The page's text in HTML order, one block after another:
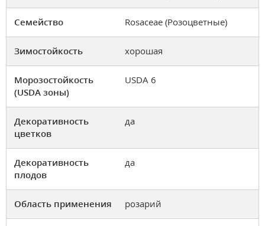
Семейство Rosaceae (Розоцветные)
Зимостойкость хорошая
Морозостойкость
(USDA зоны)
USDA 6
Декоративность
цветков
да
Декоративность
плодов
да
Область применения розарий